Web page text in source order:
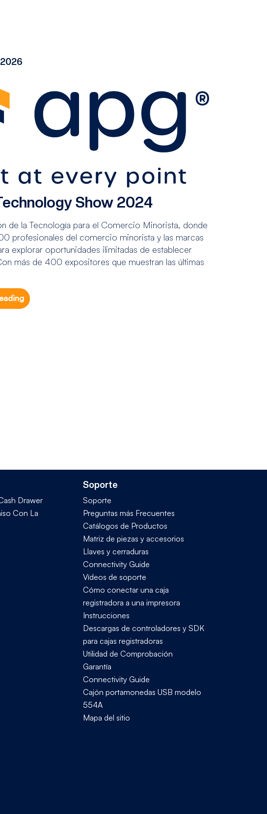
Show 2024
de la Tecnología para el Comercio Minorista, donde
profesionales del comercio minorista y las marcas
explorar oportunidades ilimitadas de establecer
más de 400 expositores que muestran las últimas
Drawer
Con La
Soporte
Soporte
Preguntas más Frecuentes
Catálogos de Productos
Matriz de piezas y accesorios
Llaves y cerraduras
Connectivity Guide
Vídeos de soporte
Cómo conectar una caja
registradora a una impresora
Instrucciones
Descargas de controladores y SDK
para cajas registradoras
Utilidad de Comprobación
Garantía
Connectivity Guide
Cajón portamonedas USB modelo
554A
Mapa del sitio